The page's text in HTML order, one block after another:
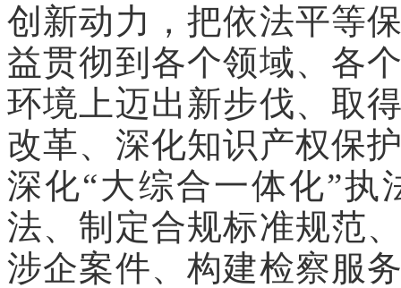
创新动力，把依法平等
益贯彻到各个领域、各
环境上迈出新步伐、取
改革、深化知识产权保
深化“大综合一体化”执
法、制定合规标准规范
涉企案件、构建检察服